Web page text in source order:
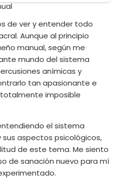
de ver y entender todo
Aunque al principio
manual, según me
mundo del sistema
anímicas y
tan apasionante e
imposible
el sistema
aspectos psicológicos,
de este tema. Me siento
de sanación nuevo para mí